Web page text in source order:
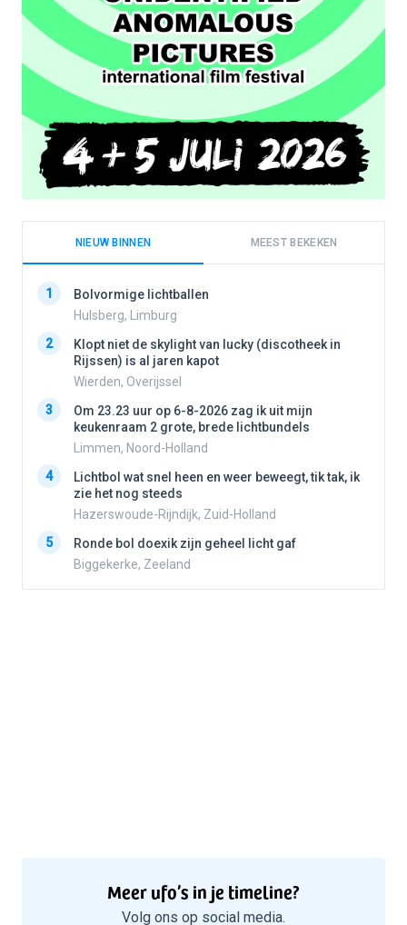
NIEUW BINNEN MEEST BEKEKEN
1
Bolvormige lichtballen
Hulsberg, Limburg
2
Klopt niet de skylight van lucky (discotheek in
Rijssen) is al jaren kapot
Wierden, Overijssel
3
Om 23.23 uur op 6-8-2026 zag ik uit mijn
keukenraam 2 grote, brede lichtbundels
Limmen, Noord-Holland
4
Lichtbol wat snel heen en weer beweegt, tik tak, ik
zie het nog steeds
Hazerswoude-Rijndijk, Zuid-Holland
5
Ronde bol doexik zijn geheel licht gaf
Biggekerke, Zeeland
Meer ufo’s in je timeline?
Volg ons op social media.